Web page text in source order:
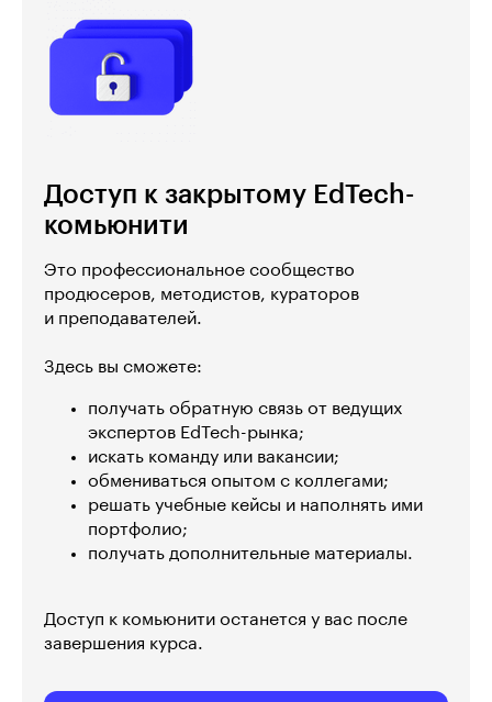
Доступ к закрытому EdTech-
комьюнити
Это профессиональное сообщество
продюсеров, методистов, кураторов
и преподавателей.
Здесь вы сможете:
получать обратную связь от ведущих
экспертов EdTech-рынка;
искать команду или вакансии;
обмениваться опытом с коллегами;
решать учебные кейсы и наполнять ими
портфолио;
получать дополнительные материалы.
Доступ к комьюнити останется у вас после
завершения курса.